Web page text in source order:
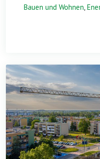
Bauen und Wohnen,